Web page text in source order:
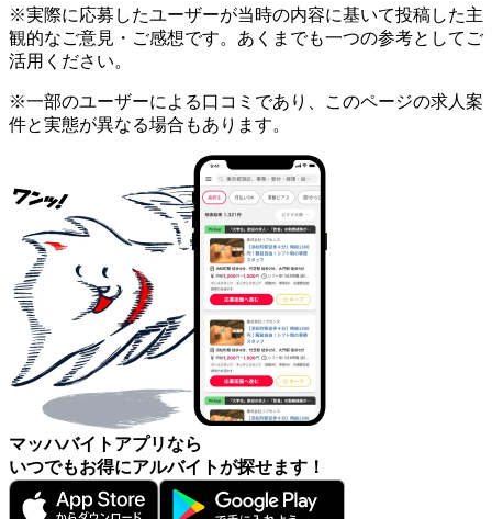
※実際に応募したユーザーが当時の内容に基いて投稿した主
観的なご意見・ご感想です。あくまでも一つの参考としてご
活用ください。
※一部のユーザーによる口コミであり、このページの求人案
件と実態が異なる場合もあります。
マッハバイトアプリなら
いつでもお得にアルバイトが探せます！